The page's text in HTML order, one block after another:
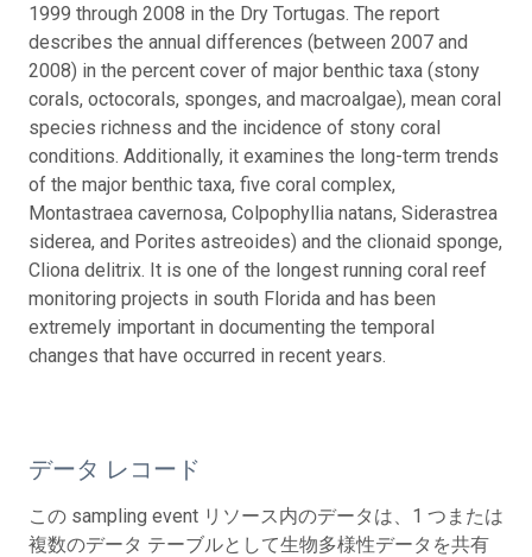
1999 through 2008 in the Dry Tortugas. The report
describes the annual differences (between 2007 and
2008) in the percent cover of major benthic taxa (stony
corals, octocorals, sponges, and macroalgae), mean coral
species richness and the incidence of stony coral
conditions. Additionally, it examines the long-term trends
of the major benthic taxa, five coral complex,
Montastraea cavernosa, Colpophyllia natans, Siderastrea
siderea, and Porites astreoides) and the clionaid sponge,
Cliona delitrix. It is one of the longest running coral reef
monitoring projects in south Florida and has been
extremely important in documenting the temporal
changes that have occurred in recent years.
データ レコード
この sampling event リソース内のデータは、1 つまたは
複数のデータ テーブルとして生物多様性データを共有